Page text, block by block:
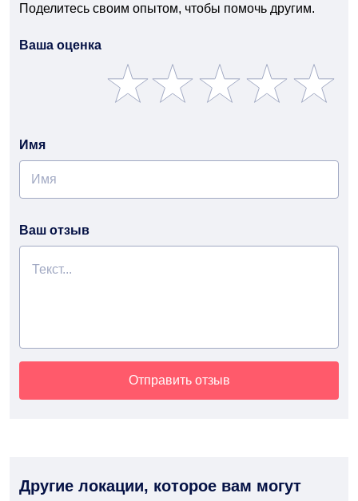
Поделитесь своим опытом, чтобы помочь другим.
Ваша оценка
Имя
Ваш отзыв
Отправить отзыв
Другие локации, которое вам могут